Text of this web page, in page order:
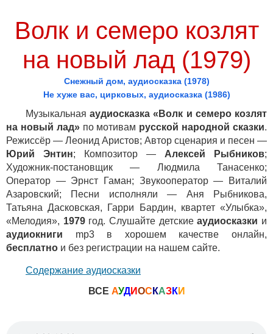
Волк и семеро козлят
на новый лад (1979)
Снежный дом, аудиосказка (1978)
Не хуже вас, цирковых, аудиосказка (1986)
Музыкальнаяаудиосказка «Волк и семеро козлят
на новый лад»по мотивам русской народной сказки.
Режиссёр — Леонид Аристов; Автор сценария и песен —
Юрий Энтин; Композитор — Алексей Рыбников;
Художник-постановщик — Людмила Танасенко;
Оператор — Эрнст Гаман; Звукооператор — Виталий
Азаровский; Песни исполняли — Аня Рыбникова,
Татьяна Дасковская, Гарри Бардин, квартет «Улыбка»,
«Мелодия», 1979год. Слушайте детскиеаудиосказки и
аудиокниги mp3 в хорошем качестве онлайн,
бесплатно и без регистрации на нашем сайте.
Содержание аудиосказки
ВСЕ АУДИОС КАЗКИ